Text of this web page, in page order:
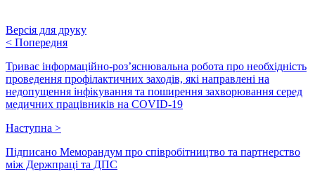
Версія для друку
< Попередня
Триває інформаційно-роз’яснювальна робота про необхідність
проведення профілактичних заходів, які направлені на
недопущення інфікування та поширення захворювання серед
медичних працівників на COVID-19
Наступна >
Підписано Меморандум про співробітництво та партнерство
між Держпраці та ДПС